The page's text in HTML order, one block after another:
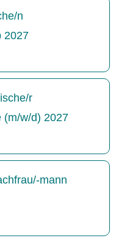
n
2027
r
(m/w/d) 2027
mann